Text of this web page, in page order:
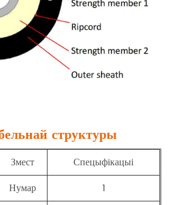
структуры
Змест Спецыфікацыі
Нумар
1